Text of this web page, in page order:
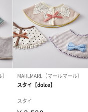
グリーン（